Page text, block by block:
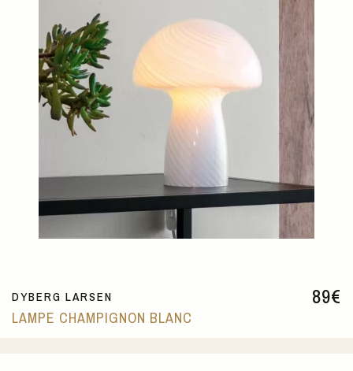
89€
DYBERG LARSEN
LAMPE CHAMPIGNON BLANC